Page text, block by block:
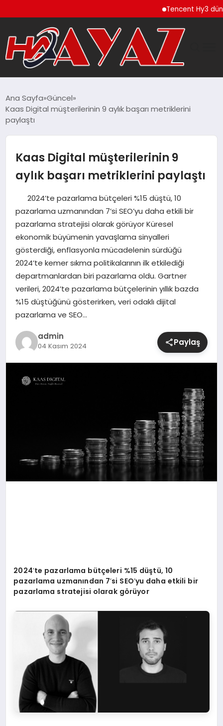
Tencent Hy3 dünya
DÜNYA
MAGAZIN
SAĞLIK
SIYASET
SPOR
TEKNOLOJI
Ana Sayfa Güncel
Kaas Digital müşterilerinin 9 aylık başarı metriklerini
paylaştı
Kaas Digital müşterilerinin 9
aylık başarı metriklerini paylaştı
2024’te pazarlama bütçeleri %15 düştü, 10
pazarlama uzmanından 7’si SEO’yu daha etkili bir
pazarlama stratejisi olarak görüyor Küresel
ekonomik büyümenin yavaşlama sinyalleri
gösterdiği, enflasyonla mücadelenin sürdüğü
2024’te kemer sıkma politikalarının ilk etkilediği
departmanlardan biri pazarlama oldu. Gartner
verileri, 2024’te pazarlama bütçelerinin yıllık bazda
%15 düştüğünü gösterirken, veri odaklı dijital
pazarlama ve SEO…
admin
04 Kasım 2024 Paylaş
2024’te pazarlama bütçeleri %15 düştü, 10
pazarlama uzmanından 7’si SEO’yu daha etkili bir
pazarlama stratejisi olarak görüyor